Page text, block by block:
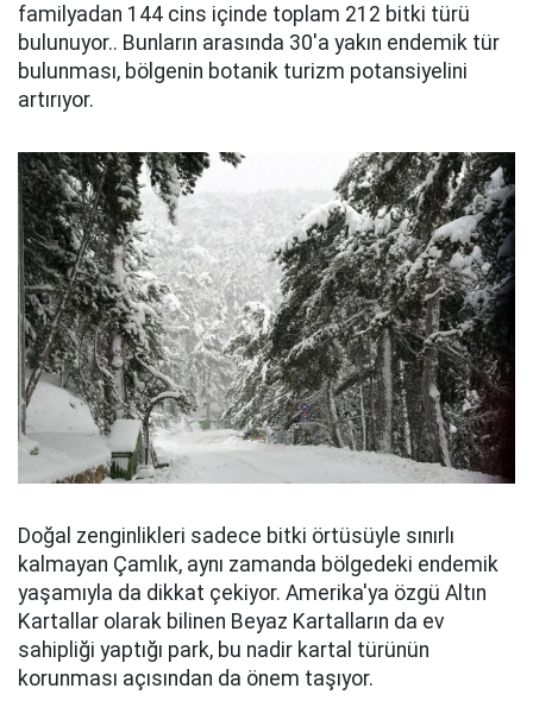
familyadan 144 cins içinde toplam 212 bitki türü
bulunuyor.. Bunların arasında 30'a yakın endemik tür
bulunması, bölgenin botanik turizm potansiyelini
artırıyor.
Doğal zenginlikleri sadece bitki örtüsüyle sınırlı
kalmayan Çamlık, aynı zamanda bölgedeki endemik
yaşamıyla da dikkat çekiyor. Amerika'ya özgü Altın
Kartallar olarak bilinen Beyaz Kartalların da ev
sahipliği yaptığı park, bu nadir kartal türünün
korunması açısından da önem taşıyor.